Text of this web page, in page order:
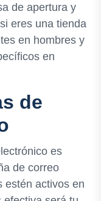
de apertura y
eres una tienda
en hombres y
en
de
es
de correo
estén activos en